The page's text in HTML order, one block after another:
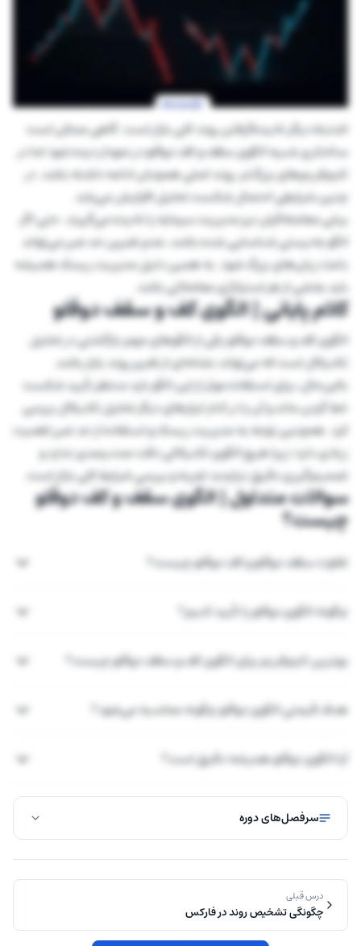
اشتباه دیگر نادیده‌گرفتن روند کلی بازار است. گاهی ممکن است
ساختاری شبیه الگوی سقف و کف دوقلو در نمودار دیده شود اما در
تایم‌فریم‌های بزرگ‌تر، روند اصلی همچنان ادامه داشته باشد. در
چنین شرایطی احتمال شکست تحلیل افزایش می‌یابد.
برخی معامله‌گران نیز مدیریت سرمایه را نادیده می‌گیرند. حتی اگر
الگو به‌درستی شناسایی شده باشد، عدم تعیین حد ضرر می‌تواند
باعث زیان‌های بزرگ شود. به همین دلیل مدیریت ریسک همیشه
باید بخشی از هر استراتژی معاملاتی باشد.
کلام پایانی | الگوی کف و سقف دوقلو
الگوی کف و سقف دوقلو یکی از الگوهای مهم بازگشتی در تحلیل
تکنیکال است که می‌تواند نشانه‌ای از تغییر روند بازار باشد.
بااین‌حال، برای استفاده موثر از این الگو باید منتظر تأیید شکست
خط گردن ماند و آن را در کنار ابزارهای دیگر تحلیل تکنیکال بررسی
کرد. همچنین توجه به مدیریت ریسک و استفاده از حد ضرر اهمیت
زیادی دارد؛ زیرا هیچ الگوی تکنیکالی دقت صددرصدی ندارد و
تصمیم‌گیری دقیق نیازمند تجربه و بررسی شرایط کلی بازار است.
سوالات متداول | الگوی سقف و کف دوقلو
چیست؟
تفاوت سقف دوقلو و کف دوقلو چیست؟
چگونه الگوی دوقلو را تأیید کنیم؟
بهترین تایم‌فریم برای الگوی کف و سقف دوقلو چیست؟
هدف قیمتی الگوی دوقلو چگونه محاسبه می‌شود؟
آیا الگوی دوقلو همیشه دقیق است؟
سرفصل‌های دوره
درس قبلی
چگونگی تشخیص روند در فارکس